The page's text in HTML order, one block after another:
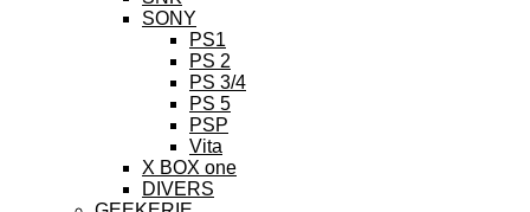
SONY
PS1
PS 2
PS 3/4
PS 5
PSP
Vita
X BOX one
DIVERS